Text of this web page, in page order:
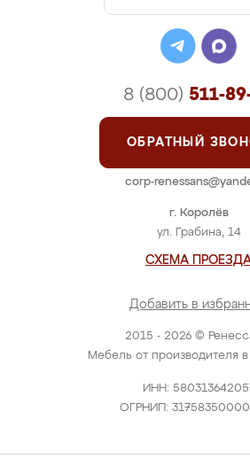
2015 - 2026 ©
Мебель от производителя
ИНН:
ОГРНИП:
г. Королёв
ул. Грабина, 14
СХЕМА
Добавить в
8 (800) 511-
ОБРАТНЫЙ
corp-